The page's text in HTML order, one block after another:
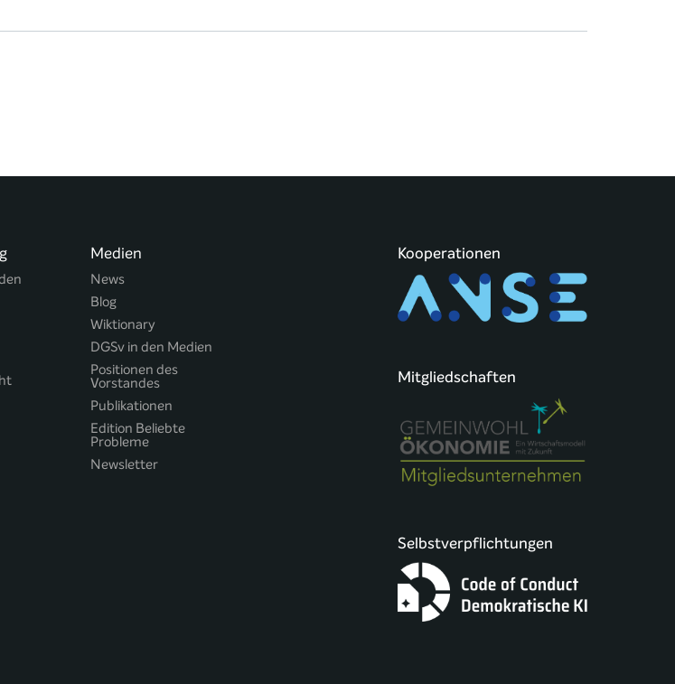
Medien
News
Blog
Wiktionary
DGSv in den Medien
Positionen des
Vorstandes
Publikationen
Edition Beliebte
Probleme
Newsletter
Kooperationen
Mitgliedschaften
Selbstverpflichtungen